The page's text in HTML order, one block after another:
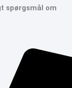
spørgsmål om